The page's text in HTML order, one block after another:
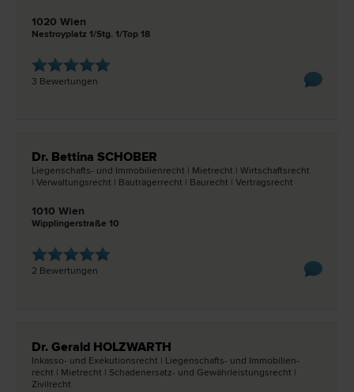
1020 Wien
Nestroyplatz 1/Stg. 1/Top 18
3 Bewertungen
Dr. Bettina SCHOBER
Liegenschafts- und Immobilien­recht | Miet­recht | Wirtschafts­recht
| Verwaltungs­recht | Bauträger­recht | Bau­recht | Vertrags­recht
1010 Wien
Wipplingerstraße 10
2 Bewertungen
Dr. Gerald HOLZWARTH
Inkasso- und Exekutions­recht | Liegenschafts- und Immobilien­
recht | Miet­recht | Schadenersatz- und Gewährleistungs­recht |
Zivil­recht